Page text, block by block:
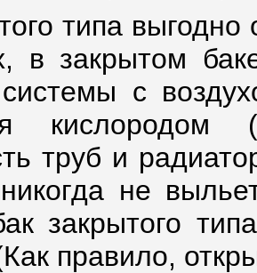
типа выгодно
в закрытом
с
труб и
не
закрытого
правило,